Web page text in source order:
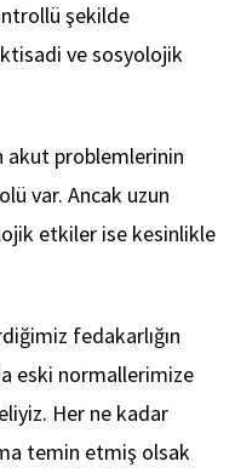
şekilde
ve sosyolojik
akut problemlerinin
var. Ancak uzun
etkiler ise kesinlikle
fedakarlığın
eski normallerimize
Her ne kadar
temin etmiş olsak